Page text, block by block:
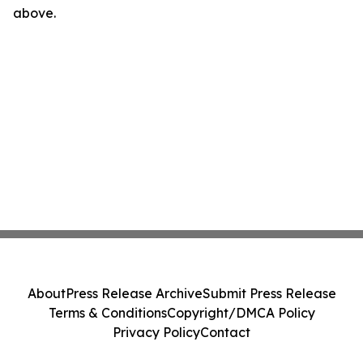
above.
AboutPress Release ArchiveSubmit Press Release
Terms & ConditionsCopyright/DMCA Policy
Privacy PolicyContact